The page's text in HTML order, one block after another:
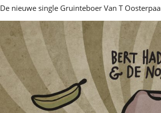
De nieuwe single Gruinteboer Van T